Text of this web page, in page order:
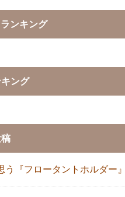
ンキング
ング
う『フロータントホルダー』